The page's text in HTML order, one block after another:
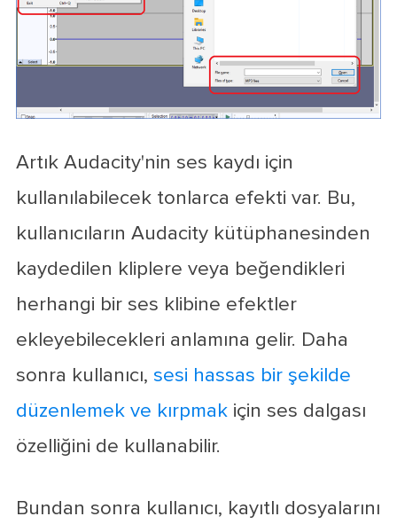
Artık Audacity'nin ses kaydı için
kullanılabilecek tonlarca efekti var. Bu,
kullanıcıların Audacity kütüphanesinden
kaydedilen kliplere veya beğendikleri
herhangi bir ses klibine efektler
ekleyebilecekleri anlamına gelir. Daha
sonra kullanıcı, sesi hassas bir şekilde
düzenlemek ve kırpmakiçin ses dalgası
özelliğini de kullanabilir.
Bundan sonra kullanıcı, kayıtlı dosyalarını